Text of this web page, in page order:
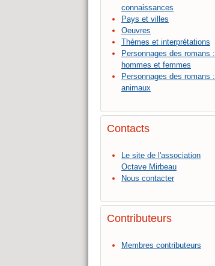
connaissances
Pays et villes
Oeuvres
Thèmes et interprétations
Personnages des romans :
hommes et femmes
Personnages des romans :
animaux
Contacts
Le site de l'association
Octave Mirbeau
Nous contacter
Contributeurs
Membres contributeurs